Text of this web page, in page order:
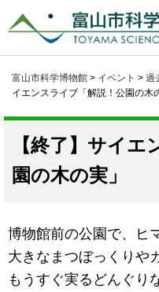
富山市科学博物館 > イベント > 過
イエンスライブ「解説！公園の木
サイエ
園の木の実」
博物館前の公園で、ヒ
大きなまつぼっくりや
もうすぐ実るどんぐり